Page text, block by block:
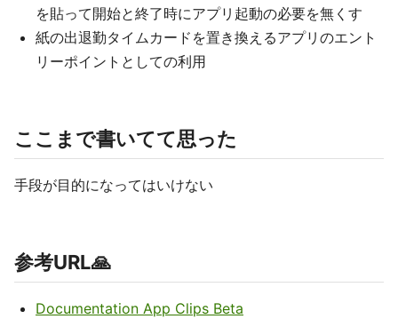
を貼って開始と終了時にアプリ起動の必要を無くす
紙の出退勤タイムカードを置き換えるアプリのエント
リーポイントとしての利用
ここまで書いてて思った
手段が目的になってはいけない
参考URL🙏
Documentation App Clips Beta